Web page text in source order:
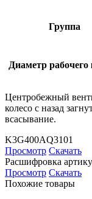
Группа
Диаметр рабочего
Центробежный
колесо с назад
всасывание.
K3G400AQ3101
Просмотр Скачать
Расшифровка
Просмотр Скачать
Похожие товары